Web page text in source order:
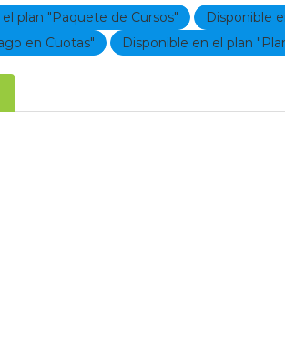
plan "Paquete de Cursos"
Disponible
en Cuotas"
Disponible en el plan